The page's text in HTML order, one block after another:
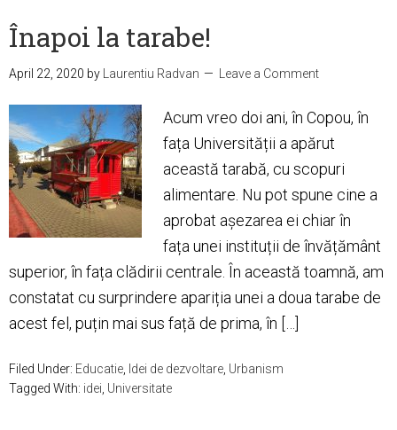
Înapoi la tarabe!
April 22, 2020 by Laurentiu Radvan Leave a Comment
Acum vreo doi ani, în Copou, în
fața Universității a apărut
această tarabă, cu scopuri
alimentare. Nu pot spune cine a
aprobat așezarea ei chiar în
fața unei instituții de învățământ
superior, în fața clădirii centrale. În această toamnă, am
constatat cu surprindere apariția unei a doua tarabe de
acest fel, puțin mai sus față de prima, în […]
Filed Under: Educatie Idei de dezvoltare Urbanism
Tagged With: idei Universitate